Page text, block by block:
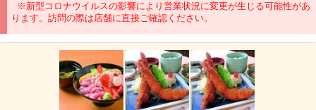
※新型コロナウイルスの影響により営業状況に変更が生じる可能性があ
ります。訪問の際は店舗に直接ご確認ください。